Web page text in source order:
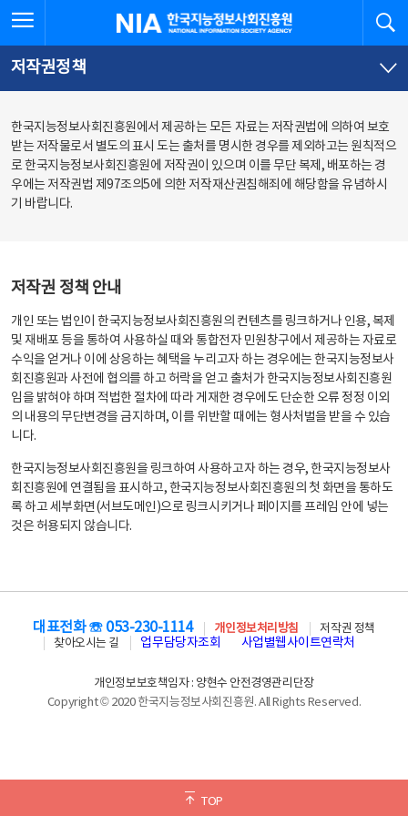
문
로
가
체
뉴
바
가
한국지능정보사회진흥원
저작권정책
한국지능정보사회진흥원에서 제공하는 모든 자료는 저작권법에 의하여 보호
받는 저작물로서 별도의 표시 도는 출처를 명시한 경우를 제외하고는 원칙적으
로 한국지능정보사회진흥원에 저작권이 있으며 이를 무단 복제, 배포하는 경
우에는 저작권법 제97조의5에 의한 저작재산권침해죄에 해당함을 유념하시
기 바랍니다.
저작권 정책 안내
개인 또는 법인이 한국지능정보사회진흥원의 컨텐츠를 링크하거나 인용, 복제
및 재배포 등을 통하여 사용하실 때와 통합전자 민원창구에서 제공하는 자료로
수익을 얻거나 이에 상응하는 혜택을 누리고자 하는 경우에는 한국지능정보사
회진흥원과 사전에 협의를 하고 허락을 얻고 출처가 한국지능정보사회진흥원
임을 밝혀야 하며 적법한 절차에 따라 게재한 경우에도 단순한 오류 정정 이외
의 내용의 무단변경을 금지하며, 이를 위반할 때에는 형사처벌을 받을 수 있습
니다.
한국지능정보사회진흥원을 링크하여 사용하고자 하는 경우, 한국지능정보사
회진흥원에 연결됨을 표시하고, 한국지능정보사회진흥원의 첫 화면을 통하도
록 하고 세부화면(서브도메인)으로 링크시키거나 페이지를 프레임 안에 넣는
것은 허용되지 않습니다.
TOP
대표전화 ☏ 053-230-1114 개인정보처리방침
저작권 정책
찾아오시는 길
업무담당자조회 사업별웹사이트연락처
개인정보보호책임자 : 양현수 안전경영관리단장
Copyright © 2020 한국지능정보사회진흥원. All Rights Reserved.